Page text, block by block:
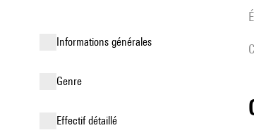
informations générales
genre
effectif détaillé